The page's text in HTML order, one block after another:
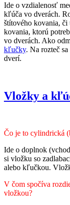
Ide o vzdialenosť
kľúča vo dverách.
štítového kovania, či
kovania, ktorú
vo dverách. Ako
kľučky. Na rozteč
dverí.
Vložky a
Čo je to cylindrická
Ide o doplnok
si vložku so
alebo kľučkou.
V čom spočíva
vložkou?